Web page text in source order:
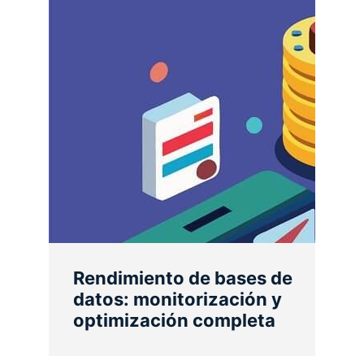
Rendimiento de bases de
datos: monitorización y
optimización completa